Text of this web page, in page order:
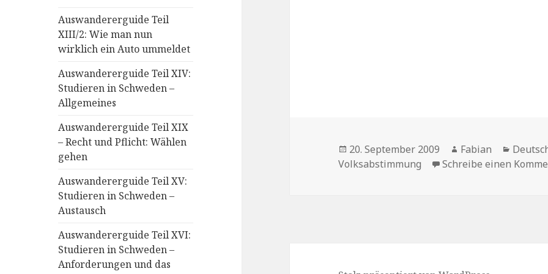
Auswandererguide Teil
XIII/2: Wie man nun
wirklich ein Auto ummeldet
Auswandererguide Teil XIV:
Studieren in Schweden –
Allgemeines
Auswandererguide Teil XIX
– Recht und Pflicht: Wählen
gehen
Auswandererguide Teil XV:
Studieren in Schweden –
Austausch
Auswandererguide Teil XVI:
Studieren in Schweden –
Anforderungen und das
Veröffentlicht
am
20. September 2009 Autor
Fabian
Volksabstimmung
Schreibe einen